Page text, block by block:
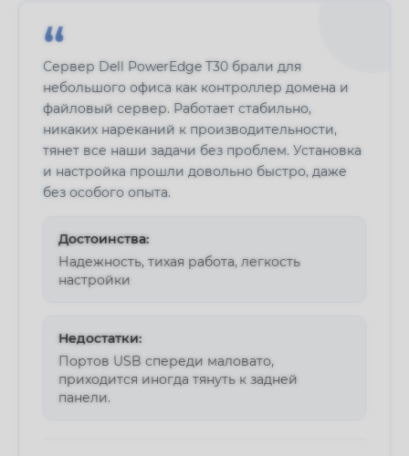
Сервер Dell PowerEdge T30 брали для
небольшого офиса как контроллер домена и
файловый сервер. Работает стабильно,
никаких нареканий к производительности,
тянет все наши задачи без проблем. Установка
и настройка прошли довольно быстро, даже
без особого опыта.
Достоинства:
Надежность, тихая работа, легкость
настройки
Недостатки:
Портов USB спереди маловато,
приходится иногда тянуть к задней
панели.